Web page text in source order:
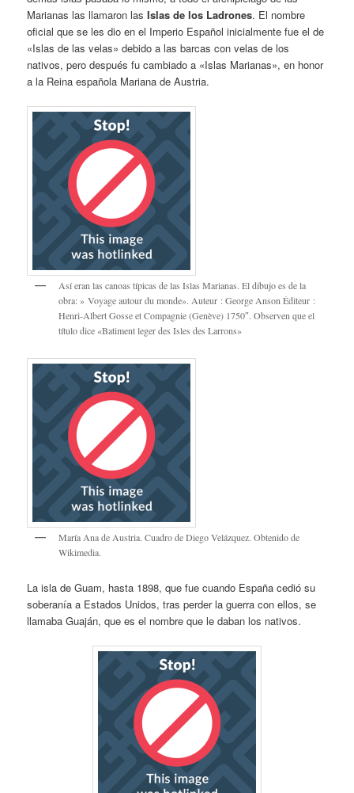
Marianas las llamaron lasIslas de los Ladrones. El nombre
oficial que se les dio en el Imperio Español inicialmente fue el de
«Islas de las velas» debido a las barcas con velas de los
nativos, pero después fu cambiado a «Islas Marianas», en honor
a la Reina española Mariana de Austria.
Así eran las canoas típicas de las Islas Marianas. El dibujo es de la
obra: » Voyage autour du monde». Auteur : George Anson Éditeur :
Henri-Albert Gosse et Compagnie (Genève) 1750″. Observen que el
título dice «Batiment leger des Isles des Larrons»
María Ana de Austria. Cuadro de Diego Velázquez. Obtenido de
Wikimedia.
La isla de Guam, hasta 1898, que fue cuando España cedió su
soberanía a Estados Unidos, tras perder la guerra con ellos, se
llamaba Guaján, que es el nombre que le daban los nativos.